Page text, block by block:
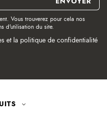
Vous trouverez pour cela nos
d'utilisation du site.
et la politique de confidentialité